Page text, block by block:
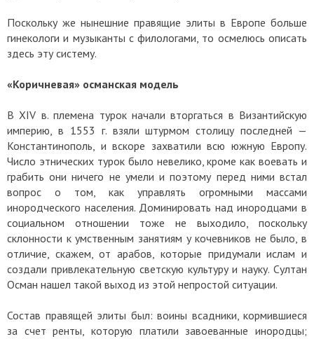
Поскольку же нынешние правящие элиты в Европе больше
гинекологи и музыканты с филологами, то осмелюсь описать
здесь эту систему.
«Коричневая» османская модель
В XIV в. племена турок начали вторгаться в Византийскую
империю, в 1553 г. взяли штурмом столицу последней —
Константинополь, и вскоре захватили всю южную Европу.
Число этнических турок было невелико, кроме как воевать и
грабить они ничего не умели и поэтому перед ними встал
вопрос о том, как управлять огромными массами
инородческого населения. Доминировать над инородцами в
социальном отношении тоже не выходило, поскольку
склонности к умственным занятиям у кочевников не было, в
отличие, скажем, от арабов, которые придумали ислам и
создали привлекательную светскую культуру и науку. Султан
Осман нашел такой выход из этой непростой ситуации.
Состав правящей элиты был: воины всадники, кормившиеся
за счет ренты, которую платили завоеванные инородцы;